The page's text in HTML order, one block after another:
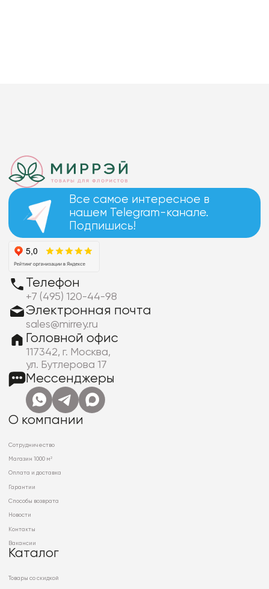
Все самое интересное в
нашем Telegram-канале.
Подпишись!
Телефон
+7 (495) 120-44-98
Электронная почта
sales@mirrey.ru
Головной офис
117342, г. Москва,
ул. Бутлерова 17
Мессенджеры
О компании
Сотрудничество
Магазин 1000 м²
Оплата и доставка
Гарантии
Способы возврата
Новости
Контакты
Вакансии
Каталог
Товары со скидкой